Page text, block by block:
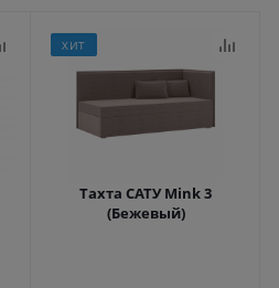
ХИТ
Тахта САТУ Mink 3
(Бежевый)